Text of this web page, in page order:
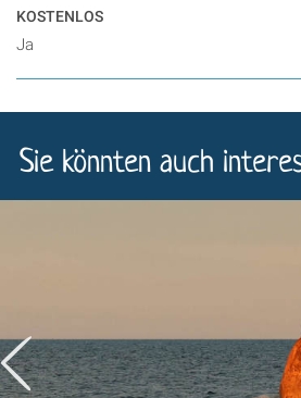
KOSTENLOS
Ja
Sie könnten auch